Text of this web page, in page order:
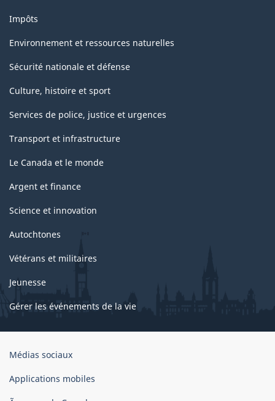
Impôts
Environnement et ressources naturelles
Sécurité nationale et défense
Culture, histoire et sport
Services de police, justice et urgences
Transport et infrastructure
Le Canada et le monde
Argent et finance
Science et innovation
Autochtones
Vétérans et militaires
Jeunesse
Gérer les événements de la vie
Organisation
gouvernement
Médias sociaux
Applications mobiles